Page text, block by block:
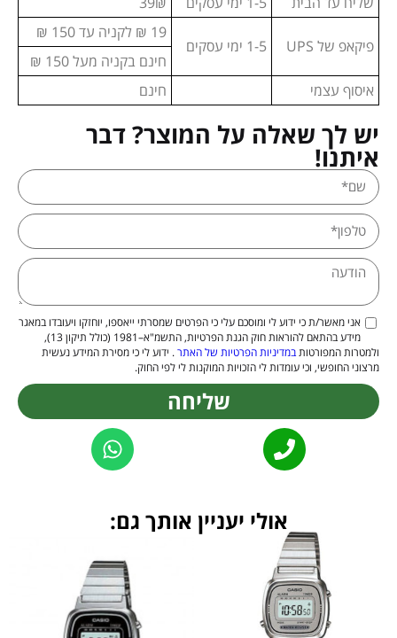
פיקאפ של UPS 1-5 ימי עסקים
19 ₪ לקניה עד 150 ₪
חינם בקניה מעל 150 ₪
איסוף עצמי
חינם
יש לך שאלה על המוצר? דבר
איתנו!
אני מאשר/ת כי ידוע לי ומוסכם עלי כי הפרטים שמסרתי ייאספו, יוחזקו ויעובדו במאגר
מידע בהתאם להוראות חוק הגנת הפרטיות, התשמ"א–1981 (כולל תיקון 13),
ולמטרות המפורטותבמדיניות הפרטיות של האתר. ידוע לי כי מסירת המידע נעשית
מרצוני החופשי, וכי עומדות לי הזכויות המוקנות לי לפי החוק.
שליחה
אולי יעניין אותך גם: